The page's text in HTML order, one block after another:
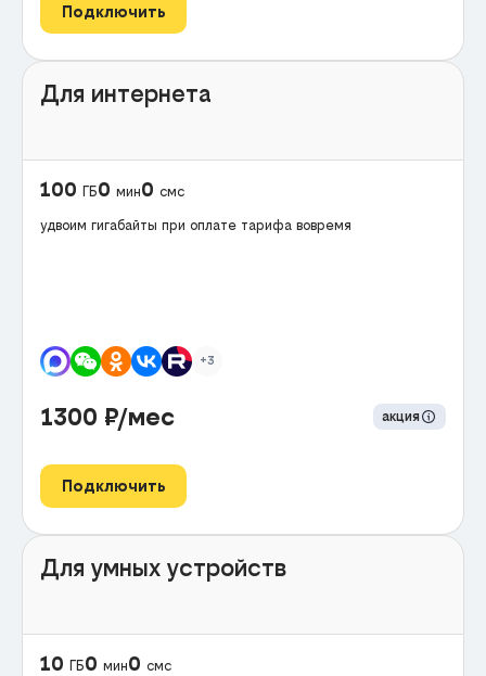
Подключить
Для интернета
100 ГБ0 мин0 смс
удвоим гигабайты при оплате тарифа вовремя
+3
1300 ₽/мес акция
Подключить
Для умных устройств
10 ГБ0 мин0 смс